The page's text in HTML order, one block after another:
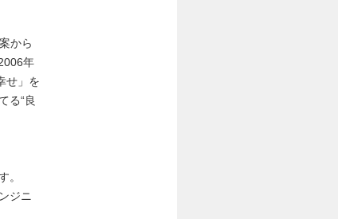
から
年
せ」を
る“良
。
ジニ